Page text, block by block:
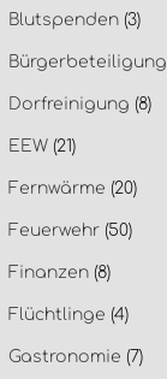
Blutspenden(3)
Bürgerbeteiligung
Dorfreinigung (8)
EEW(21)
Fernwärme (20)
Feuerwehr(50)
Finanzen(8)
Flüchtlinge (4)
Gastronomie (7)